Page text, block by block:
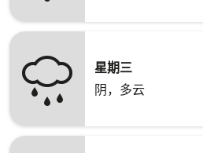
星期三
阴，多云